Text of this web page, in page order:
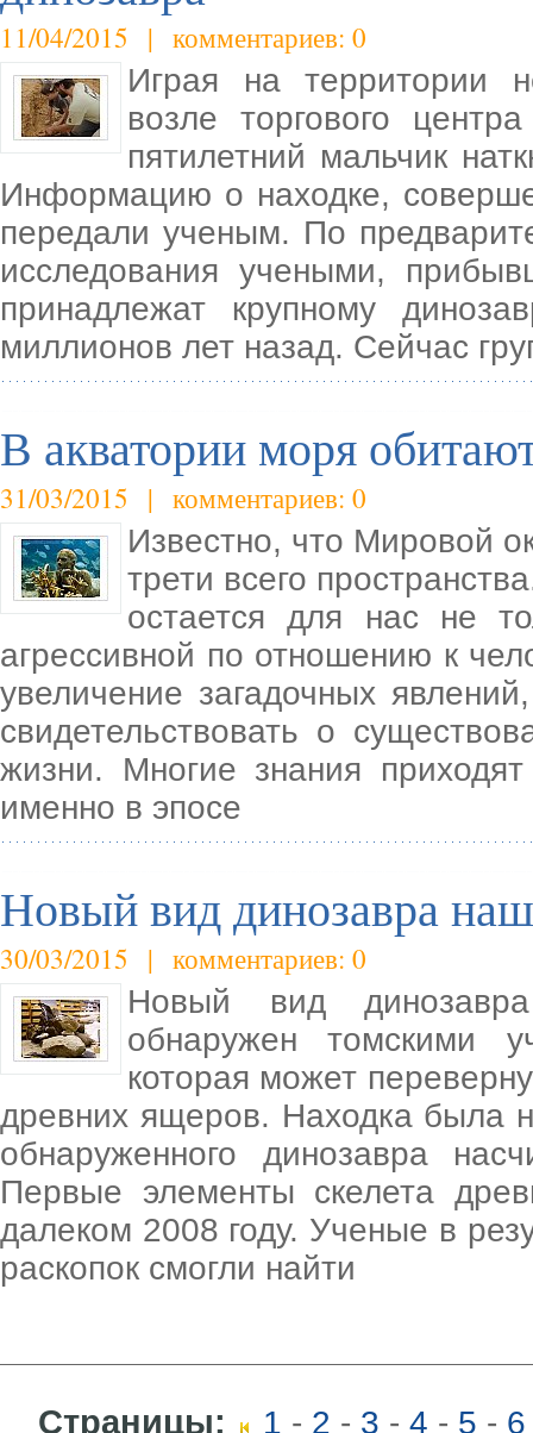
11/04/2015 | комментариев: 0
Играя на территории
возле торгового
пятилетний мальчик
Информацию о находке,
передали ученым. По
исследования учеными,
принадлежат крупному
миллионов лет назад. Сейчас
В акватории моря
31/03/2015 | комментариев: 0
Известно, что Мировой
трети всего
остается для нас не
агрессивной по отношению к
увеличение загадочных
свидетельствовать о
жизни. Многие знания
именно в эпосе
Новый вид динозавра
30/03/2015 | комментариев: 0
Новый вид
обнаружен томскими
которая может
древних ящеров. Находка была
обнаруженного динозавра
Первые элементы скелета
далеком 2008 году. Ученые в
раскопок смогли найти
Страницы: 1 - 2 - 3 - 4 - 5 - 6